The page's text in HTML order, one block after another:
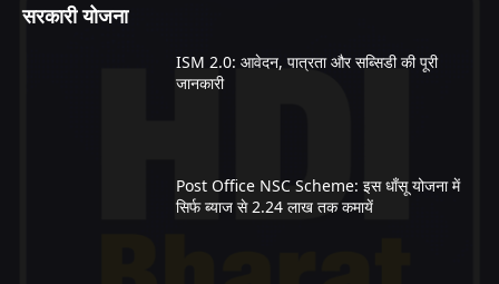
सरकारी योजना
ISM 2.0: आवेदन, पात्रता और सब्सिडी की पूरी
जानकारी
Post Office NSC Scheme: इस धाँसू योजना में
सिर्फ ब्याज से 2.24 लाख तक कमायें